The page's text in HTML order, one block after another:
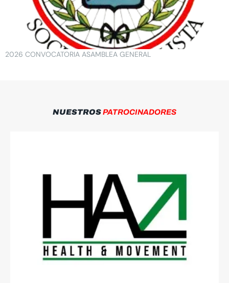
2026 CONVOCATORIA ASAMBLEA GENERAL
NUESTROSPATROCINADORES